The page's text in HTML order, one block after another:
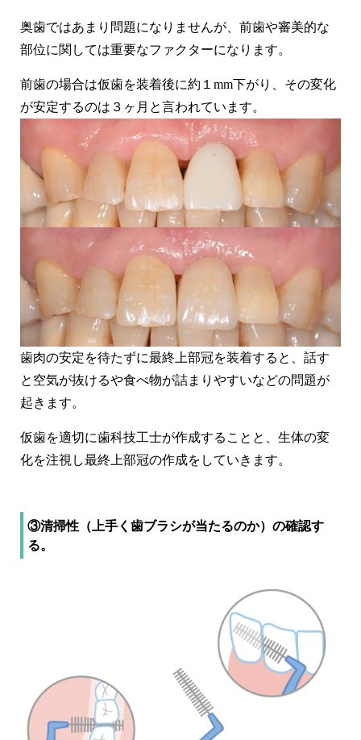
奥歯ではあまり問題になりませんが、前歯や審美的な
部位に関しては重要なファクターになります。
前歯の場合は仮歯を装着後に約１mm下がり、その変化
が安定するのは３ヶ月と言われています。
歯肉の安定を待たずに最終上部冠を装着すると、話す
と空気が抜けるや食べ物が詰まりやすいなどの問題が
起きます。
仮歯を適切に歯科技工士が作成することと、生体の変
化を注視し最終上部冠の作成をしていきます。
③清掃性（上手く歯ブラシが当たるのか）の確認す
る。